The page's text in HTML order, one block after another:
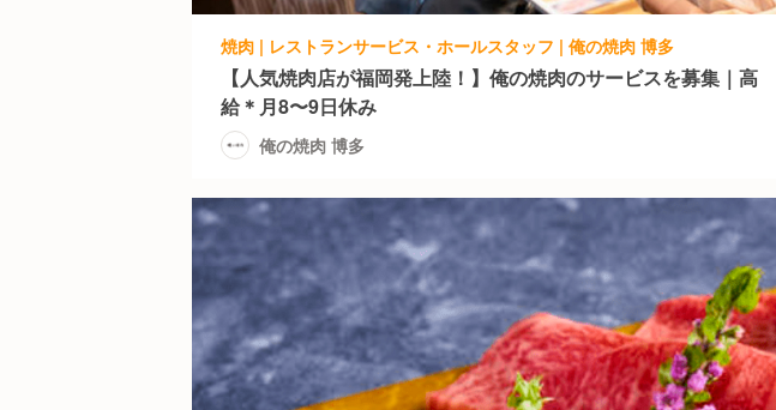
焼肉 | レストランサービス・ホールスタッフ | 俺の焼肉 博多
【人気焼肉店が福岡発上陸！】俺の焼肉のサービスを募集｜高
給＊月8〜9日休み
俺の焼肉 博多